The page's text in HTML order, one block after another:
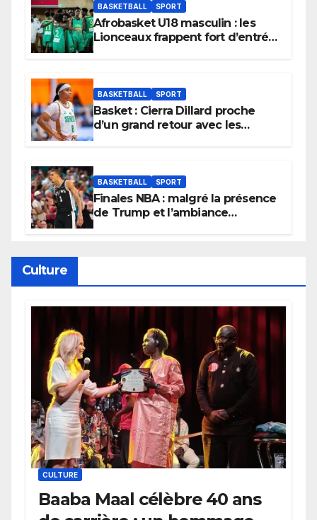
BASKETBALL SPORT
Afrobasket U18 masculin : les
Lionceaux frappent fort d’entrée
BASKETBALL SPORT
Basket : Cierra Dillard proche
d’un grand retour avec les
BASKETBALL SPORT
Finales NBA : malgré la présence
de Trump et l’ambiance
Culture
CULTURE
Baaba Maal célèbre 40 ans